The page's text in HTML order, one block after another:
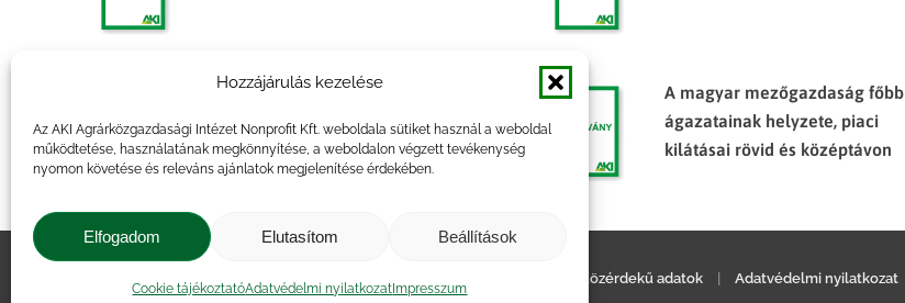
Hozzájárulás kezelése
Az AKI Agrárközgazdasági Intézet Nonprofit Kft. weboldala sütiket használ a weboldal
működtetése, használatának megkönnyítése, a weboldalon végzett tevékenység
nyomon követése és releváns ajánlatok megjelenítése érdekében.
Elfogadom Elutasítom Beállítások
Cookie tájékoztatóAdatvédelmi nyilatkozat Impresszum
A magyar mezőgazdaság Európai
Unió belpiaci áraival számolt
támogatottsági mutatóinak
alakulása 2000–2010 között
A magyar mezőgazdaság főbb
ágazatainak helyzete, piaci
kilátásai rövid és középtávon
Impresszum Kapcsolat Közérdekű adatok Adatvédelmi nyilatkozat